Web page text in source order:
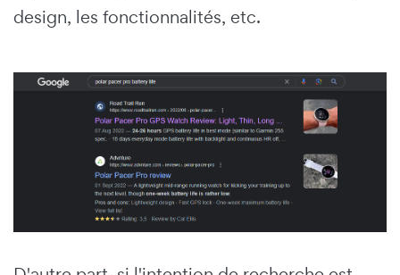
design, les fonctionnalités, etc.